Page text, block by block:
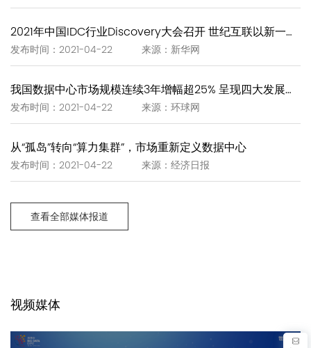
发布时间：2021-04-22 来源：新华网
发布时间：2021-04-22 来源：环球网
从“孤岛”转向“算力集群”，市场重新定义数据中心
发布时间：2021-04-22 来源：经济日报
查看全部媒体报道
视频媒体